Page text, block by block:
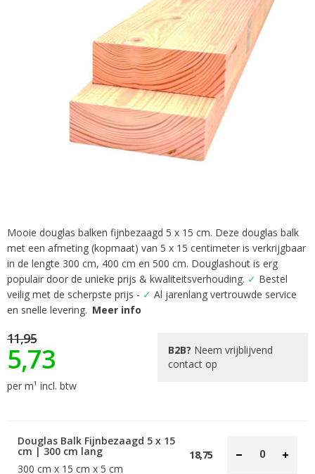
Ga
naar
het
begin
van
de
gallerij
Mooie douglas balken fijnbezaagd 5 x 15 cm. Deze douglas balk
met een afmeting (kopmaat) van 5 x 15 centimeter is verkrijgbaar
in de lengte 300 cm, 400 cm en 500 cm. Douglashout is erg
populair door de unieke prijs & kwaliteitsverhouding. ✓ Bestel
veilig met de scherpste prijs - ✓ Al jarenlang vertrouwde service
en snelle levering. Meer info
11,95
5,73
per m¹ incl. btw
B2B? Neem vrijblijvend
contact op
Douglas Balk Fijnbezaagd 5 x 15
cm | 300 cm lang
300 cm x 15 cm x 5 cm
18,75